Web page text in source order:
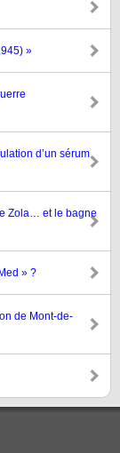
»
d’un sérum
Zola… et le bagne
» ?
de Mont-de-